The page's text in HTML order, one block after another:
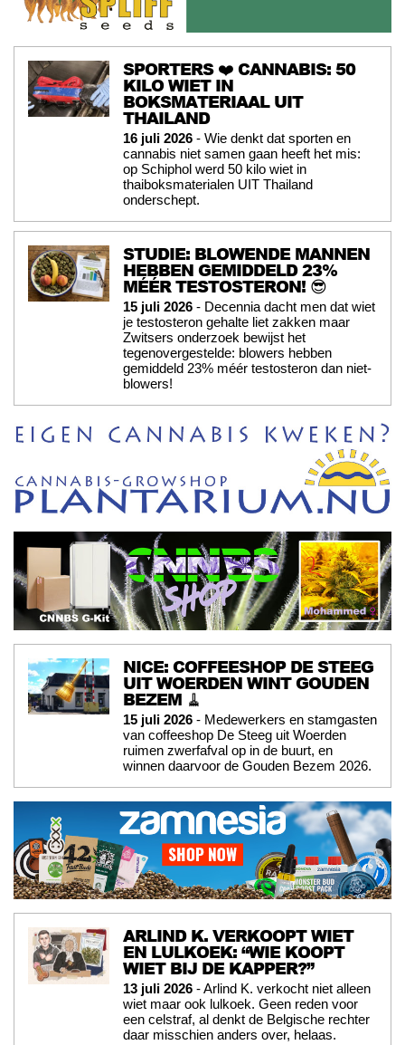
SPORTERS ❤️ CANNABIS: 50
KILO WIET IN
BOKSMATERIAAL UIT
THAILAND
16 juli 2026 - Wie denkt dat sporten en
cannabis niet samen gaan heeft het mis:
op Schiphol werd 50 kilo wiet in
thaiboksmaterialen UIT Thailand
onderschept.
STUDIE: BLOWENDE MANNEN
HEBBEN GEMIDDELD 23%
MÉÉR TESTOSTERON! 😎
15 juli 2026 - Decennia dacht men dat wiet
je testosteron gehalte liet zakken maar
Zwitsers onderzoek bewijst het
tegenovergestelde: blowers hebben
gemiddeld 23% méér testosteron dan niet-
blowers!
NICE: COFFEESHOP DE STEEG
UIT WOERDEN WINT GOUDEN
BEZEM 🧹
15 juli 2026 - Medewerkers en stamgasten
van coffeeshop De Steeg uit Woerden
ruimen zwerfafval op in de buurt, en
winnen daarvoor de Gouden Bezem 2026.
ARLIND K. VERKOOPT WIET
EN LULKOEK: “WIE KOOPT
WIET BIJ DE KAPPER?”
13 juli 2026 - Arlind K. verkocht niet alleen
wiet maar ook lulkoek. Geen reden voor
een celstraf, al denkt de Belgische rechter
daar misschien anders over, helaas.